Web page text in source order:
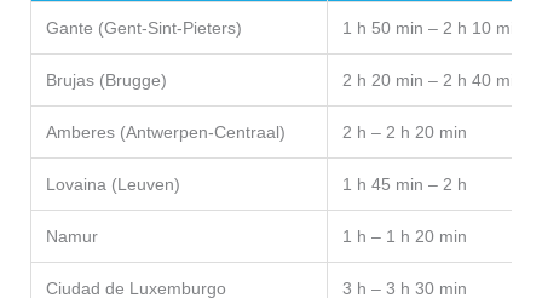
Gante (Gent-Sint-Pieters) 1 h 50 min – 2 h 10 min
Brujas (Brugge) 2 h 20 min – 2 h 40 min
Amberes (Antwerpen-Centraal) 2 h – 2 h 20 min
Lovaina (Leuven) 1 h 45 min – 2 h
Namur 1 h – 1 h 20 min
Ciudad de Luxemburgo 3 h – 3 h 30 min